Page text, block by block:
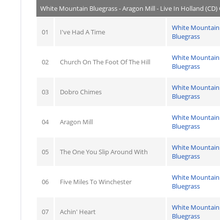
White Mountain Bluegrass - Aragon Mill - Live In Holland (CD)
01 I've Had A Time
White Mountain
Bluegrass
02 Church On The Foot Of The Hill
White Mountain
Bluegrass
03 Dobro Chimes
White Mountain
Bluegrass
04 Aragon Mill
White Mountain
Bluegrass
05 The One You Slip Around With
White Mountain
Bluegrass
06 Five Miles To Winchester
White Mountain
Bluegrass
07 Achin' Heart
White Mountain
Bluegrass